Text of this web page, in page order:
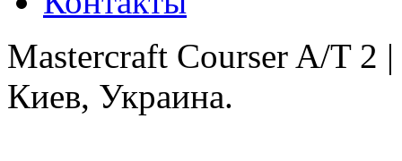
Mastercraft Courser A/T 2
Киев, Украина.